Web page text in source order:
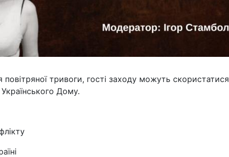
тривоги, гості заходу можуть скористатися
Дому.